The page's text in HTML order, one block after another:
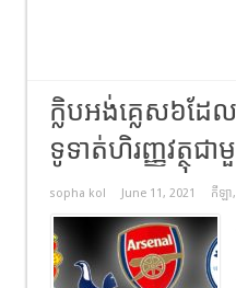
ក្លិបអង់គ្លេស៦ដ
ទូទាត់ហិរញ្ញវត្ថុ
sopha kol June 11, 2021 កីឡា,